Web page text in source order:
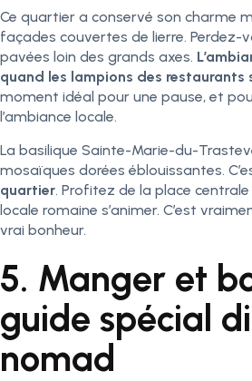
Ce quartier a conservé son charme
façades couvertes de lierre. Perdez-
pavées loin des grands axes.
quand les lampions des restaurants
moment idéal pour une pause, et
l’ambiance locale.
La basilique Sainte-Marie-du-
mosaïques dorées éblouissantes.
quartier. Profitez de la place
locale romaine s’animer. C’est
vrai bonheur.
5. Manger et
guide spécial
nomad